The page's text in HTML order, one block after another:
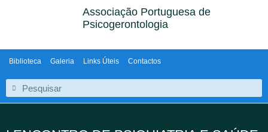
Associação Portuguesa de
Psicogerontologia
Biblioteca Galeria Links Úteis Contactos